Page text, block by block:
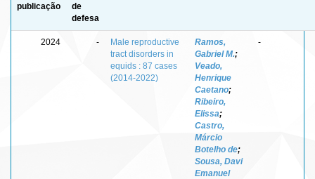
publicação
de
defesa
2024 -
Male reproductive
tract disorders in
equids : 87 cases
(2014-2022)
Ramos,
Gabriel M.;
Veado,
Henrique
Caetano;
Ribeiro,
Elissa;
Castro,
Márcio
Botelho de;
Sousa, Davi
Emanuel
-